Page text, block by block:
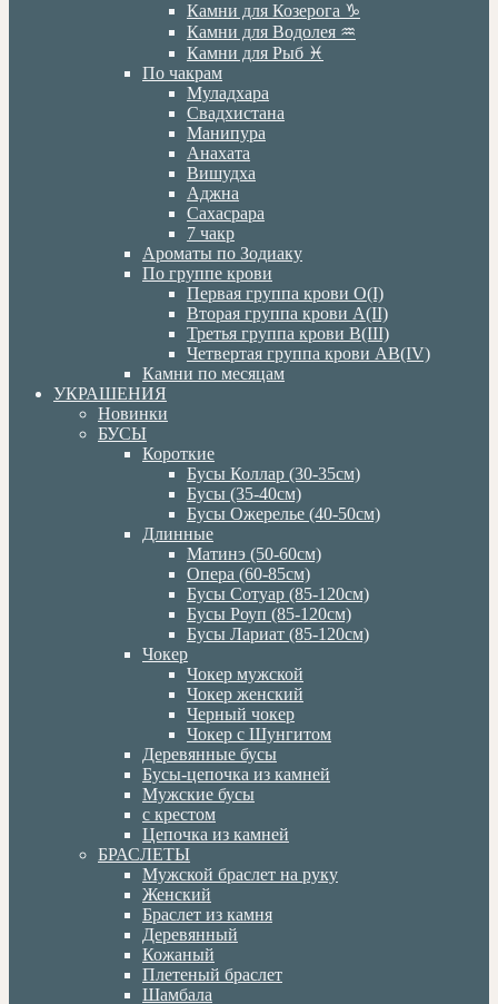
Камни для Козерога ♑️
Камни для Водолея ♒️
Камни для Рыб ♓️
По чакрам
Муладхара
Свадхистана
Манипура
Анахата
Вишудха
Аджна
Сахасрара
7 чакр
Ароматы по Зодиаку
По группе крови
Первая группа крови О(I)
Вторая группа крови А(II)
Третья группа крови В(III)
Четвертая группа крови АВ(IV)
Камни по месяцам
УКРАШЕНИЯ
Новинки
БУСЫ
Короткие
Бусы Коллар (30-35см)
Бусы (35-40см)
Бусы Ожерелье (40-50см)
Длинные
Матинэ (50-60см)
Опера (60-85см)
Бусы Сотуар (85-120см)
Бусы Роуп (85-120см)
Бусы Лариат (85-120см)
Чокер
Чокер мужской
Чокер женский
Черный чокер
Чокер с Шунгитом
Деревянные бусы
Бусы-цепочка из камней
Мужские бусы
с крестом
Цепочка из камней
БРАСЛЕТЫ
Мужской браслет на руку
Женский
Браслет из камня
Деревянный
Кожаный
Плетеный браслет
Шамбала